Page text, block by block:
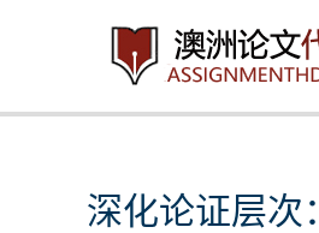
容
深化论证层次